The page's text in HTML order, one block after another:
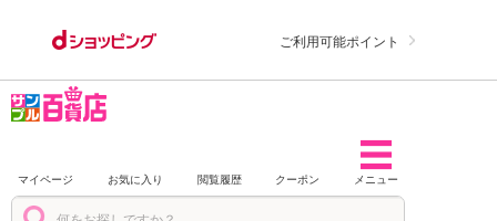
ご利用可能ポイント
マイページ お気に入り 閲覧履歴 クーポン メニュー